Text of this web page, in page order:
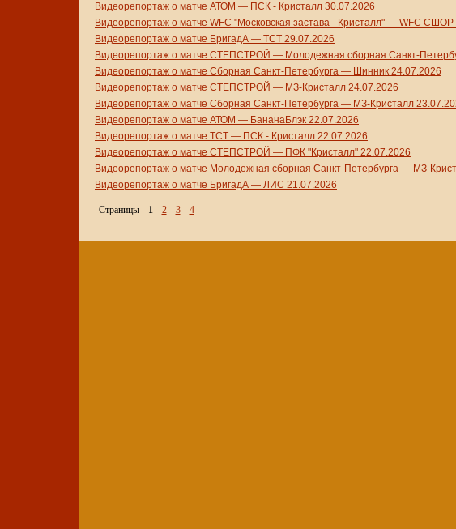
Видеорепортаж о матче АТОМ — ПСК - Кристалл 30.07.2026
Видеорепортаж о матче WFC "Московская застава - Кристалл" — WFC
Видеорепортаж о матче БригадА — ТСТ 29.07.2026
Видеорепортаж о матче СТЕПСТРОЙ — Молодежная сборная Санкт-
Видеорепортаж о матче Сборная Санкт-Петербурга — Шинник 24.07.2026
Видеорепортаж о матче СТЕПСТРОЙ — МЗ-Кристалл 24.07.2026
Видеорепортаж о матче Сборная Санкт-Петербурга — МЗ-Кристалл
Видеорепортаж о матче АТОМ — БананаБлэк 22.07.2026
Видеорепортаж о матче ТСТ — ПСК - Кристалл 22.07.2026
Видеорепортаж о матче СТЕПСТРОЙ — ПФК "Кристалл" 22.07.2026
Видеорепортаж о матче Молодежная сборная Санкт-Петербурга — МЗ-
Видеорепортаж о матче БригадА — ЛИС 21.07.2026
Страницы 1 2 3 4